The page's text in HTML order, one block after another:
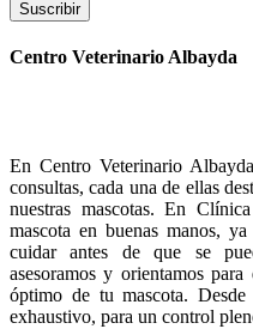
Suscribir
Centro Veterinario Albayda
En Centro Veterinario
consultas, cada una de ellas
nuestras mascotas. En
mascota en buenas manos,
cuidar antes de que se
asesoramos y orientamos
óptimo de tu mascota.
exhaustivo, para un control